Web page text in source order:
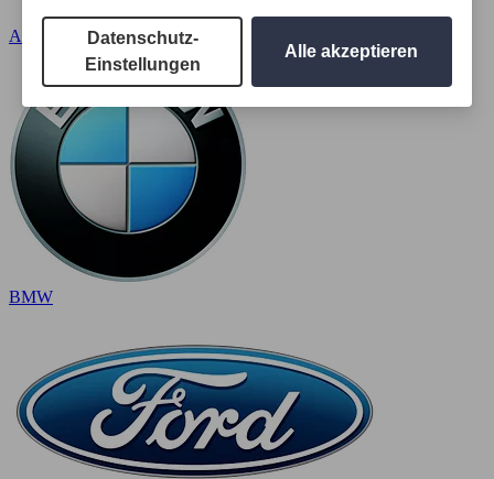
Audi
BMW
Datenschutz-
Einstellungen
Alle akzeptieren